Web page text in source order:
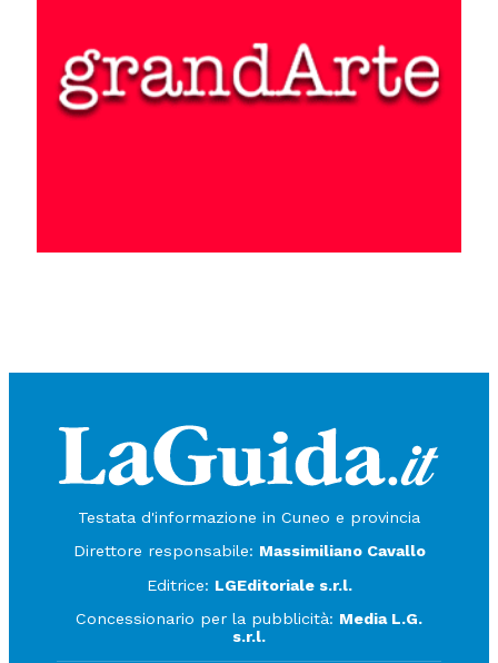
Testata d'informazione in Cuneo e provincia
Direttore responsabile: Massimiliano Cavallo
Editrice: LGEditoriale s.r.l.
Concessionario per la pubblicità: Media L.G.
s.r.l.